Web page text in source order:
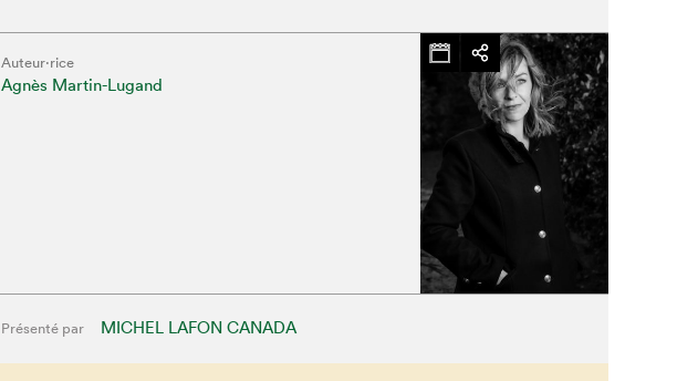
Auteur·rice
Agnès Martin-Lugand
Présenté par MICHEL LAFON CANADA